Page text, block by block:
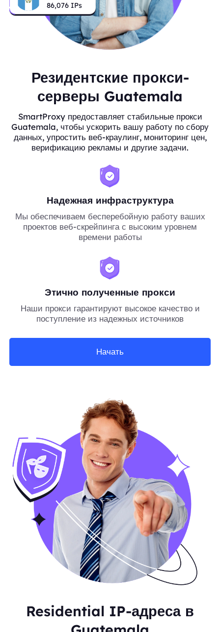
86,076 IPs
Резидентские прокси-
серверы Guatemala
SmartProxy предоставляет стабильные прокси
Guatemala, чтобы ускорить вашу работу по сбору
данных, упростить веб-краулинг, мониторинг цен,
верификацию рекламы и другие задачи.
Надежная инфраструктура
Мы обеспечиваем бесперебойную работу ваших
проектов веб-скрейпинга с высоким уровнем
времени работы
Этично полученные прокси
Наши прокси гарантируют высокое качество и
поступление из надежных источников
Начать
Residential IP-адреса в